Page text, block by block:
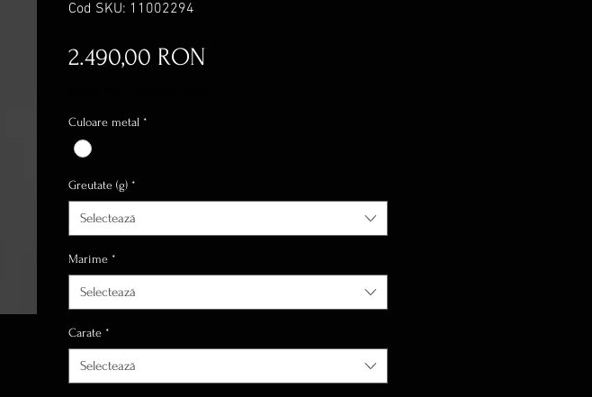
Cod SKU: 11002294
2.490,00 RON
Culoare metal *
Greutate (g) *
Selectează
Marime *
Selectează
Carate *
Selectează